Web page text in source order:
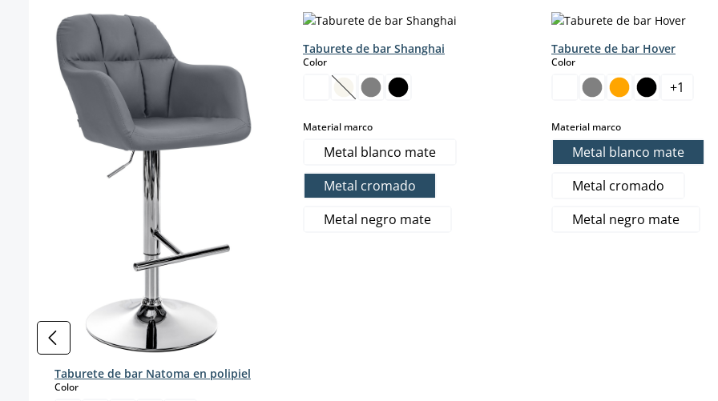
Taburete de bar Natoma en polipiel
Colorselect
Taburete de bar Shanghai
Colorselect
(Esta opción no está disponible en este momento.)
Material marcoselect
Metal blanco mate
Metal cromado
Metal negro mate
Taburete de bar Hover
Colorselect
+1
Material marcoselect
Metal blanco mate
Metal cromado
Metal negro mate